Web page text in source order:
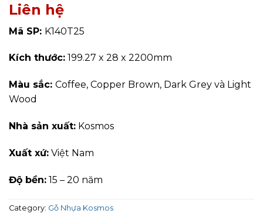
Liên hệ
Mã SP: K140T25
Kích thước: 199.27 x 28 x 2200mm
Màu sắc: Coffee, Copper Brown, Dark Grey và Light
Wood
Nhà sản xuất: Kosmos
Xuất xứ: Việt Nam
Độ bền: 15 – 20 năm
Category: Gỗ Nhựa Kosmos